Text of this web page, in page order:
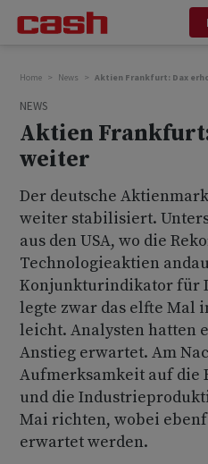
Home News Aktien Frankfurt: Dax
NEWS
Aktien
weiter
Der deutsche
weiter stabilisiert.
aus den USA, wo die
Technologieaktien
Konjunkturindikator für
legte zwar das elfte Mal
leicht. Analysten hatten
Anstieg erwartet. Am
Aufmerksamkeit auf die
und die
Mai richten, wobei
erwartet werden.